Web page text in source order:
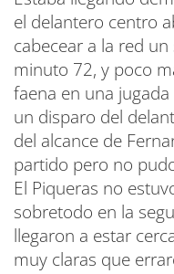
el delantero centro
cabecear a la red
minuto 72, y poco
faena en una
un disparo del
del alcance de
partido pero no
El Piqueras no
sobretodo en la
llegaron a estar
muy claras que